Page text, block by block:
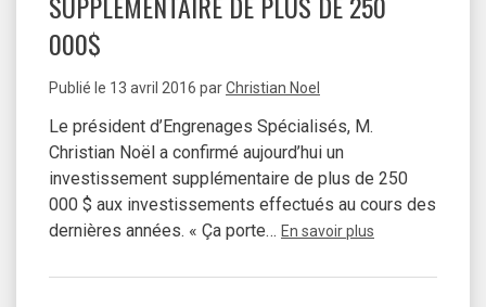
000$
Publié le 13 avril 2016 parChristian Noel
Le président d’Engrenages Spécialisés, M.
Christian Noël a confirmé aujourd’hui un
investissement supplémentaire de plus de 250
000 $ aux investissements effectués au cours des
dernières années. « Ça porte… En savoir plus